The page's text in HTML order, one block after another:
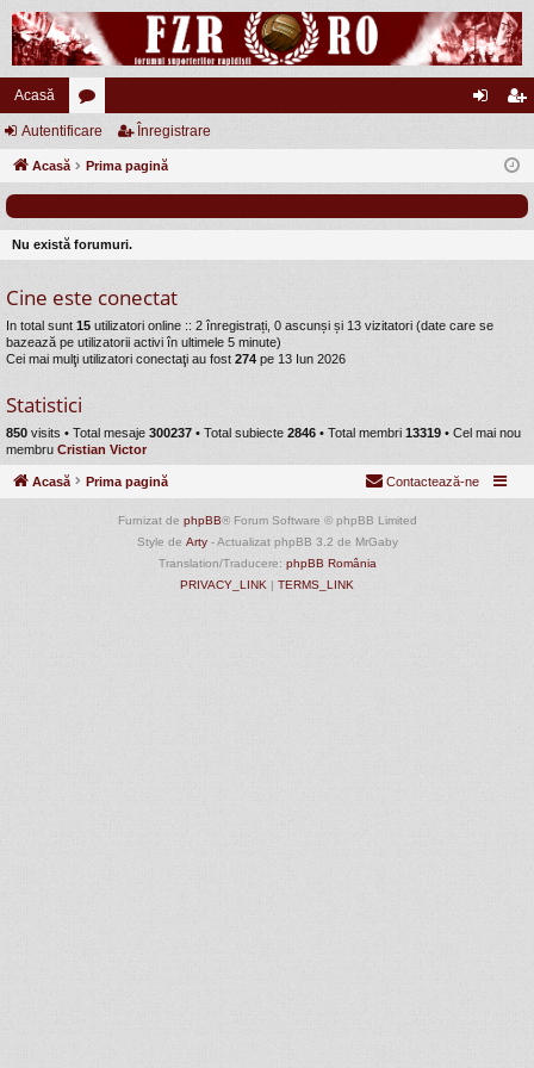
Acasă
or
u
uri
eg
Autentificare Înregistrare
Acasă Prima pagină
Nu există forumuri.
Cine este conectat
In total sunt 15 utilizatori online :: 2 înregistrați, 0 ascunși și 13 vizitatori (date care se
bazează pe utilizatorii activi în ultimele 5 minute)
Cei mai mulţi utilizatori conectaţi au fost 274 pe 13 Iun 2026
Statistici
850 visits • Total mesaje 300237 • Total subiecte 2846 • Total membri 13319 • Cel mai nou
membru Cristian Victor
Acasă Prima pagină Contactează-ne
Furnizat de phpBB® Forum Software © phpBB Limited
Style de Arty- Actualizat phpBB 3.2 de MrGaby
Translation/Traducere: phpBB România
PRIVACY_LINK | TERMS_LINK